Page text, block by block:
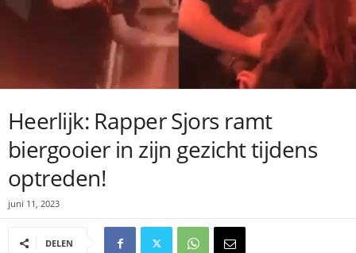
Heerlijk: Rapper Sjors ramt
biergooier in zijn gezicht tijdens
optreden!
juni 11, 2023
DELEN